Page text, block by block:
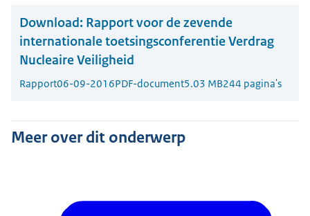
Download: Rapport voor de zevende
internationale toetsingsconferentie Verdrag
Nucleaire Veiligheid
Rapport06-09-2016PDF-document5.03 MB244 pagina's
Meer over dit onderwerp